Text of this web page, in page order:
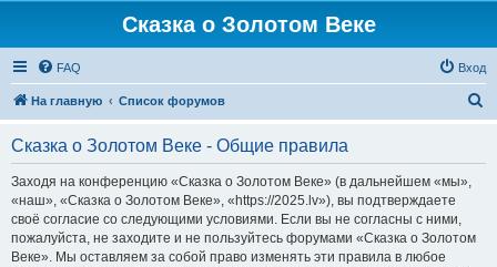
Сказка о Золотом Веке
FAQ Вход
На главную Список форумов
Сказка о Золотом Веке - Общие правила
Заходя на конференцию «Сказка о Золотом Веке» (в дальнейшем «мы»,
«наш», «Сказка о Золотом Веке», «https://2025.lv»), вы подтверждаете
своё согласие со следующими условиями. Если вы не согласны с ними,
пожалуйста, не заходите и не пользуйтесь форумами «Сказка о Золотом
Веке». Мы оставляем за собой право изменять эти правила в любое